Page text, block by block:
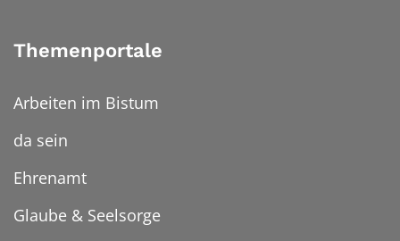
Themenportale
Arbeiten im Bistum
da sein
Ehrenamt
Glaube & Seelsorge